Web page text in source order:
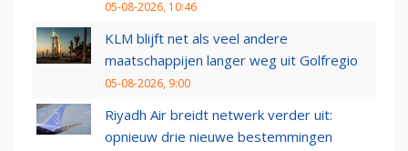
05-08-2026, 10:46
KLM blijft net als veel andere
maatschappijen langer weg uit Golfregio
05-08-2026, 9:00
Riyadh Air breidt netwerk verder uit:
opnieuw drie nieuwe bestemmingen